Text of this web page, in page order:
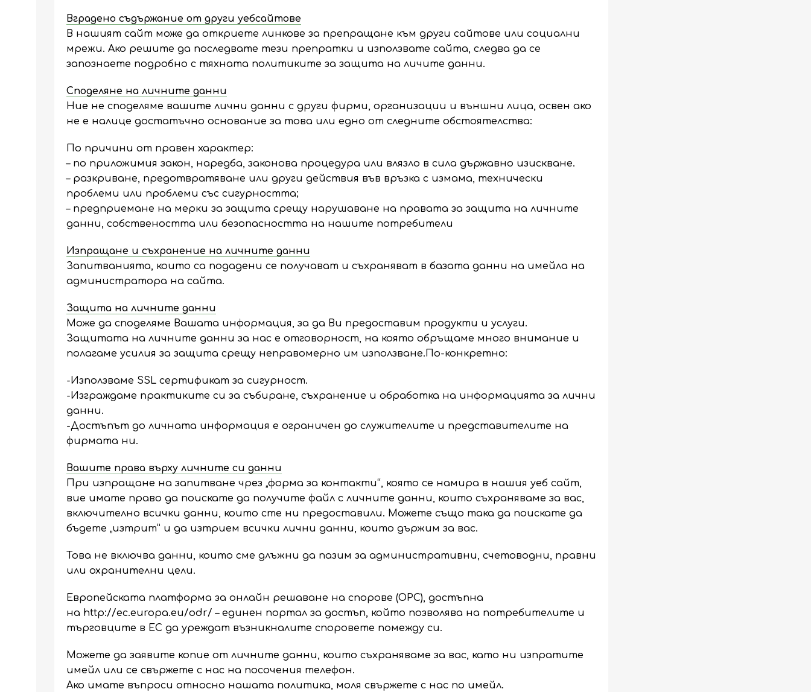
Вградено съдържание от други уебсайтове
В нашият сайт може да откриете линкове за препращане към други сайтове или социални
мрежи. Ако решите да последвате тези препратки и използвате сайта, следва да се
запознаете подробно с тяхната политиките за защита на личите данни.
Споделяне на личните данни
Ние не споделяме вашите лични данни с други фирми, организации и външни лица, освен ако
не е налице достатъчно основание за това или едно от следните обстоятелства:
По причини от правен характер:
– по приложимия закон, наредба, законова процедура или влязло в сила държавно изискване.
– разкриване, предотвратяване или други действия във връзка с измама, технически
проблеми или проблеми със сигурността;
– предприемане на мерки за защита срещу нарушаване на правата за защита на личните
данни, собствеността или безопасността на нашите потребители
Изпращане и съхранение на личните данни
Запитванията, които са подадени се получават и съхраняват в базата данни на имейла на
администратора на сайта.
Защита на личните данни
Може да споделяме Вашата информация, за да Ви предоставим продукти и услуги.
Защитата на личните данни за нас е отговорност, на която обръщаме много внимание и
полагаме усилия за защита срещу неправомерно им използване.По-конкретно:
-Използваме SSL сертификат за сигурност.
-Изграждаме практиките си за събиране, съхранение и обработка на информацията за лични
данни.
-Достъпът до личната информация е ограничен до служителите и представителите на
фирмата ни.
Вашите права върху личните си данни
При изпращане на запитване чрез „форма за контакти“, която се намира в нашия уеб сайт,
вие имате право да поискате да получите файл с личните данни, които съхраняваме за вас,
включително всички данни, които сте ни предоставили. Можете също така да поискате да
бъдете „изтрит” и да изтрием всички лични данни, които държим за вас.
Това не включва данни, които сме длъжни да пазим за административни, счетоводни, правни
или охранителни цели.
Европейската платформа за онлайн решаване на спорове (ОРС), достъпна
на http://ec.europa.eu/odr/ – единен портал за достъп, който позволява на потребителите и
търговците в ЕС да уреждат възникналите споровете помежду си.
Можете да заявите копие от личните данни, които съхраняваме за вас, като ни изпратите
имейл или се свържете с нас на посочения телефон.
Ако имате въпроси относно нашата политика, моля свържете с нас по имейл.